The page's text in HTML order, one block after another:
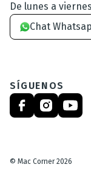
De lunes a
Chat
SÍGUENOS
© Mac Corner 2026